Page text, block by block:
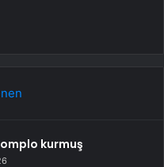
kurmuş